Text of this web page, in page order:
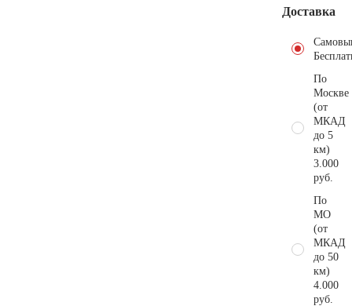
Доставка
По
Москве
(от
МКАД
до 5
км)
3.000
руб.
По
МО
(от
МКАД
до 50
км)
4.000
руб.